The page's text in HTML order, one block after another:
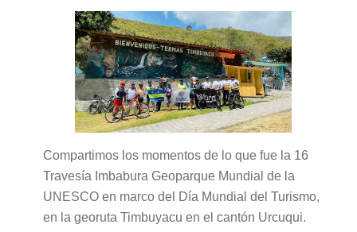
Compartimos los momentos de lo que fue la 16
Travesía Imbabura Geoparque Mundial de la
UNESCO en marco del Día Mundial del Turismo,
en la georuta Timbuyacu en el cantón Urcuqui.